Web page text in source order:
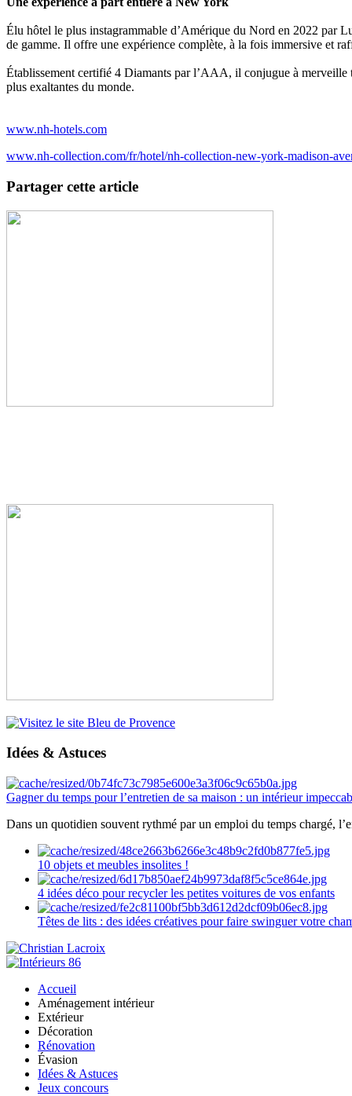
Élu hôtel le plus instagrammable d’Amérique du Nord en 2022 par
de gamme. Il offre une expérience complète, à la fois immersive et
Établissement certifié 4 Diamants par l’AAA, il conjugue à merveille
plus exaltantes du monde.
www.nh-hotels.com
www.nh-collection.com/fr/hotel/nh-collection-new-york-madison-
Partager cette article
Idées & Astuces
Gagner du temps pour l’entretien de sa maison : un intérieur
Dans un quotidien souvent rythmé par un emploi du temps chargé,
10 objets et meubles insolites !
4 idées déco pour recycler les petites voitures de vos enfants
Têtes de lits : des idées créatives pour faire swinguer votre
Accueil
Aménagement intérieur
Extérieur
Décoration
Rénovation
Évasion
Idées & Astuces
Jeux concours